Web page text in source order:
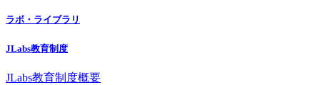
ラボ・ライブラリ
JLabs教育制度
JLabs教育制度概要